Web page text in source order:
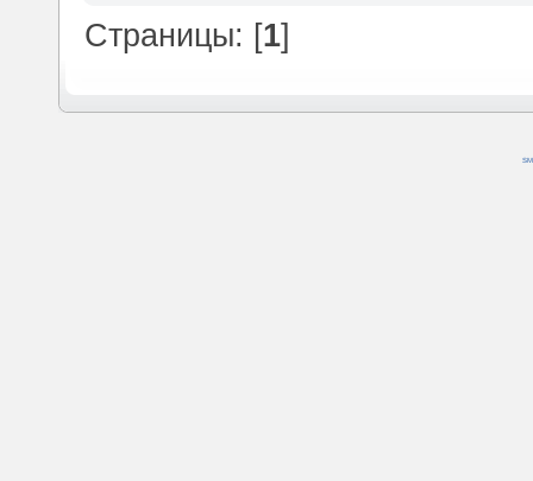
Страницы: [1]